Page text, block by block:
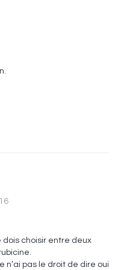
dois choisir entre deux
n’ai pas le droit de dire oui